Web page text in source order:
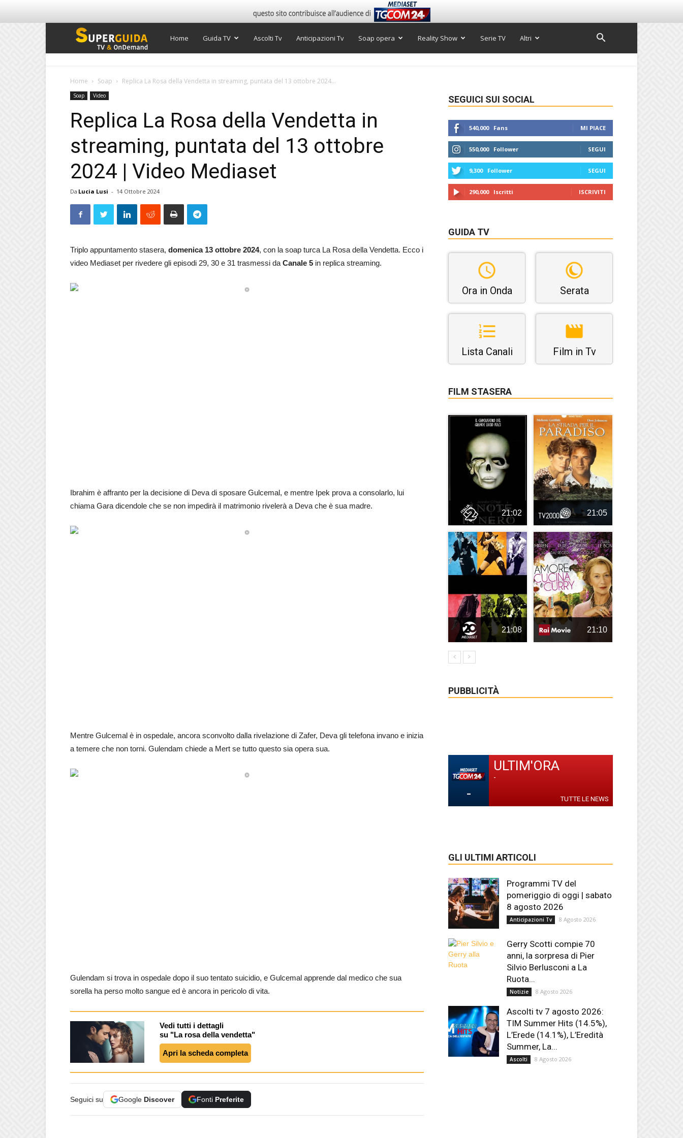
Super
Home Guida TV Ascolti Tv Anticipazioni Tv Soap opera Reality Show Serie TV Altri
Home Soap Replica La Rosa della Vendetta in streaming, puntata del 13 ottobre 2024...
Soap Video
Replica La Rosa della Vendetta in
streaming, puntata del 13 ottobre
2024 | Video Mediaset
Da Lucia Lusi - 14 Ottobre 2024
Triplo appuntamento stasera, domenica 13 ottobre 2024, con la soap turca La Rosa della Vendetta. Ecco i
video Mediaset per rivedere gli episodi 29, 30 e 31 trasmessi da Canale 5 in replica streaming.
Ibrahim è affranto per la decisione di Deva di sposare Gulcemal, e mentre Ipek prova a consolarlo, lui
chiama Gara dicendole che se non impedirà il matrimonio rivelerà a Deva che è sua madre.
Mentre Gulcemal è in ospedale, ancora sconvolto dalla rivelazione di Zafer, Deva gli telefona invano e inizia
a temere che non torni. Gulendam chiede a Mert se tutto questo sia opera sua.
Gulendam si trova in ospedale dopo il suo tentato suicidio, e Gulcemal apprende dal medico che sua
sorella ha perso molto sangue ed è ancora in pericolo di vita.
Vedi tutti i dettagli
su "La rosa della vendetta"
Apri la scheda completa
Seguici su Google Discover Fonti Preferite
SEGUICI SUI SOCIAL
540,000 Fans MI PIACE
550,000 Follower SEGUI
9,300 Follower SEGUI
290,000 Iscritti ISCRIVITI
GUIDA TV
Ora in Onda Serata
Lista Canali Film in Tv
FILM STASERA
21:02 21:05
21:08 21:10
PUBBLICITÀ
-
ULTIM'ORA
-
TUTTE LE NEWS
GLI ULTIMI ARTICOLI
Programmi TV del
pomeriggio di oggi | sabato
8 agosto 2026
Anticipazioni Tv 8 Agosto 2026
Gerry Scotti compie 70
anni, la sorpresa di Pier
Silvio Berlusconi a La
Ruota...
Notizie 8 Agosto 2026
Ascolti tv 7 agosto 2026:
TIM Summer Hits (14.5%),
L’Erede (14.1%), L’Eredità
Summer, La...
Ascolti 8 Agosto 2026